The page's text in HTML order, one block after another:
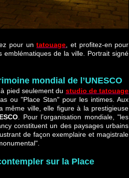
pour untatouage , et profitez-en pour
emblématiques de la ville. Portrait signé
mondial de l’UNESCO
pied seulement du studio de tatouage
ou "Place Stan" pour les intimes. Aux
même ville, elle figure à la prestigieuse
. Pour l’organisation mondiale, "les
constituent un des paysages urbains
de façon exemplaire et magistrale
sur la Place